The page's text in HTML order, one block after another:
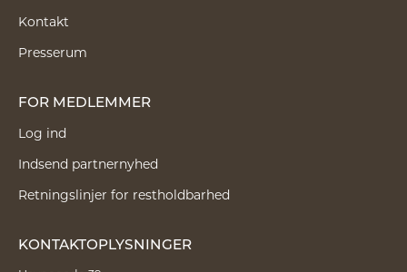
Kontakt
Presserum
FOR MEDLEMMER
Log ind
Indsend partnernyhed
Retningslinjer for restholdbarhed
KONTAKTOPLYSNINGER